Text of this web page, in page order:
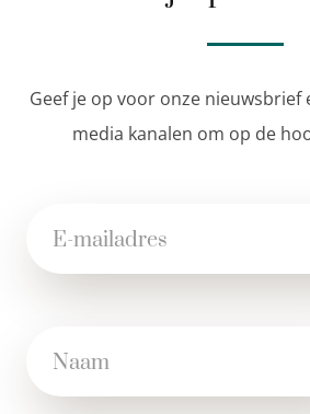
Geef je op voor onze nieuwsbrief
media kanalen om op de